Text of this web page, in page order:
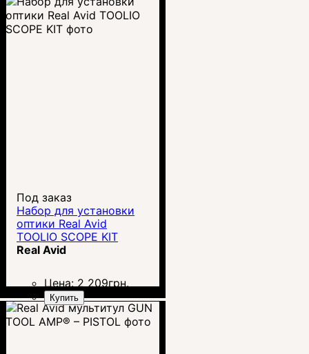
Под заказ
Набор для установки
оптики Real Avid
TOOLIO SCOPE KIT
Real Avid
Цена: 2 209грн.
Купить